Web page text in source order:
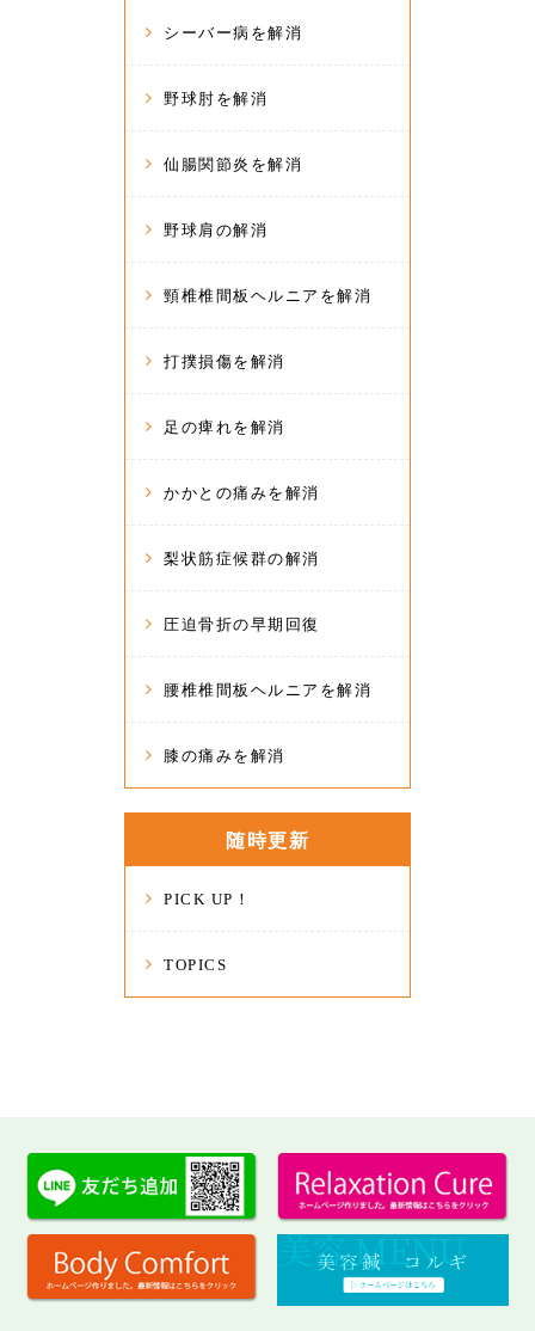
シーバー病を解消
野球肘を解消
仙腸関節炎を解消
野球肩の解消
頸椎椎間板ヘルニアを解消
打撲損傷を解消
足の痺れを解消
かかとの痛みを解消
梨状筋症候群の解消
圧迫骨折の早期回復
腰椎椎間板ヘルニアを解消
膝の痛みを解消
随時更新
PICK UP！
TOPICS